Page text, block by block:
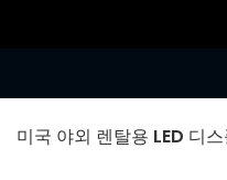
미국 야외 렌탈용 LED 디